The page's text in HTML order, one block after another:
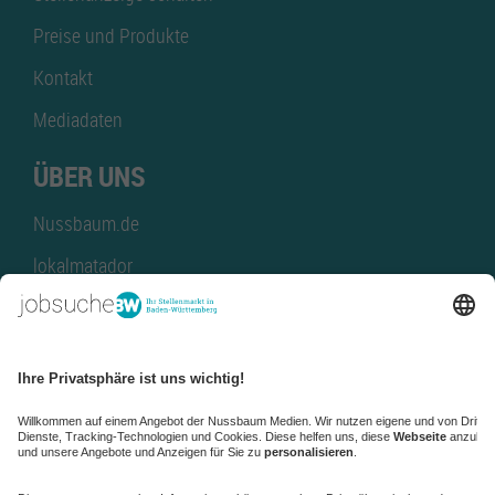
Preise und Produkte
Kontakt
Mediadaten
ÜBER UNS
Nussbaum.de
lokalmatador
kaufinBW
NussbaumID
Nussbaum Medien